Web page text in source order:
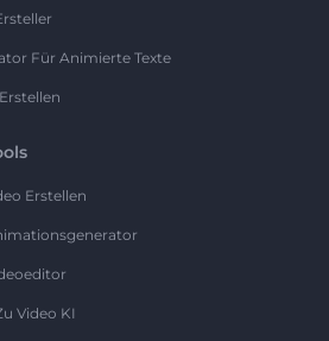
Für Animierte Texte
Erstellen
Video KI